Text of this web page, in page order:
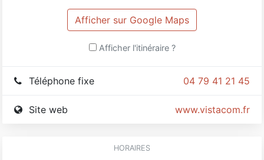
Afficher sur Google Maps
Afficher l'itinéraire ?
04 79 41 21 45
Téléphone fixe
www.vistacom.fr
Site web
HORAIRES